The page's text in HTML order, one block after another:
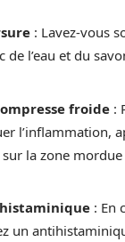
: Lavez-vous
de l’eau et du
froide :
l’inflammation,
la zone
: En
un